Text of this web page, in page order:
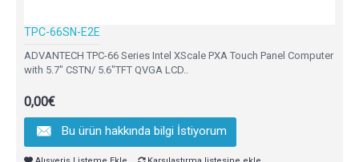
TPC-66SN-E2E
ADVANTECH TPC-66 Series Intel XScale PXA Touch Panel Computer
with 5.7" CSTN/ 5.6"TFT QVGA LCD..
0,00€
Bu ürün hakkında bilgi İstiyorum